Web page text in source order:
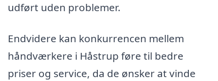
udført uden problemer.
Endvidere kan konkurrencen mellem
håndværkere i Håstrup føre til bedre
priser og service, da de ønsker at vinde